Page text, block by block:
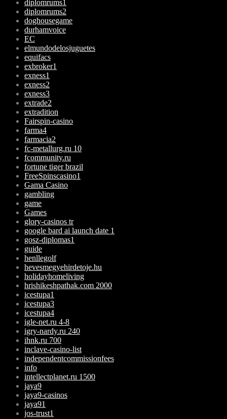
diplomrums1
diplomrums2
doghousegame
durhamvoice
EC
elmundodelosjuguetes
equifacs
exbroker1
exness1
exness2
exness3
extrade2
extradition
Fairspin-casino
farma4
farmacia2
fc-metallurg.ru 10
fcommunity.ru
fortune tiger brazil
FreeSpinscasino1
Gama Casino
gambling
game
Games
glory-casinos tr
google bard ai launch date 1
gosz-diplomas1
guide
henllegolf
hevesmegyehirdetoje.hu
holidayhomeliving
hrishikeshpathak.com 2000
icestupa1
icestupa3
icestupa4
igle-net.ru 4-8
igry-nardy.ru 240
ihnk.ru 700
inclave-casino-list
independentcommissionfees
info
intellectplanet.ru 1500
jaya9
jaya9-casinos
jaya91
jos-trust1